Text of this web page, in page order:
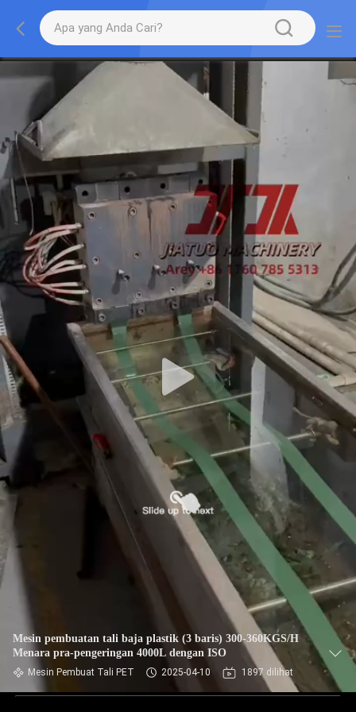
Mesin pembuatan tali baja plastik (3 baris) 300-360KGS/H
Menara pra-pengeringan 4000L dengan ISO
Mesin Pembuat Tali PET 2025-04-10 1897 dilihat